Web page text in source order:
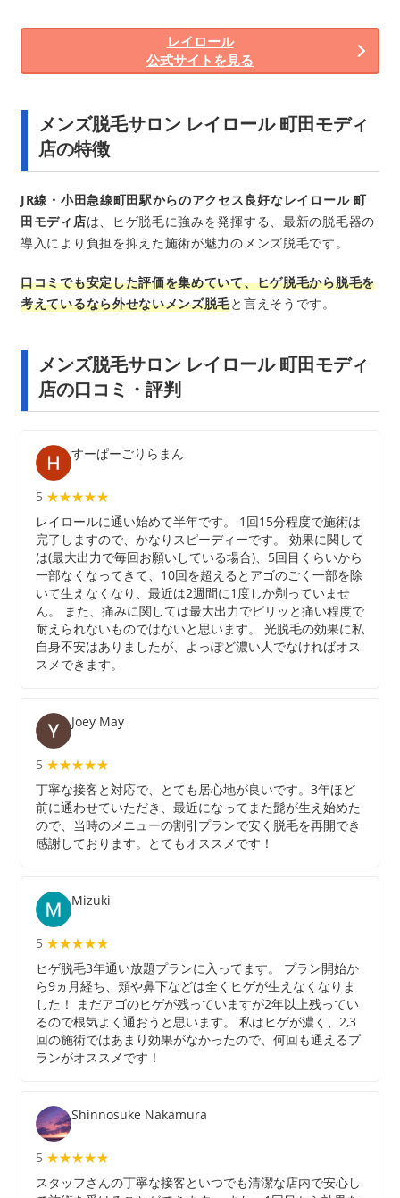
レイロール
公式サイトを見る
メンズ脱毛サロン レイロール 町田モディ
店の特徴
JR線・小田急線町田駅からのアクセス良好なレイロール 町
田モディ店は、ヒゲ脱毛に強みを発揮する、最新の脱毛器の
導入により負担を抑えた施術が魅力のメンズ脱毛です。
口コミでも安定した評価を集めていて、ヒゲ脱毛から脱毛を
考えているなら外せないメンズ脱毛と言えそうです。
メンズ脱毛サロン レイロール 町田モディ
店の口コミ・評判
すーぱーごりらまん
5 ★★★★★
★★★★★
レイロールに通い始めて半年です。 1回15分程度で施術は
完了しますので、かなりスピーディーです。 効果に関して
は(最大出力で毎回お願いしている場合)、5回目くらいから
一部なくなってきて、10回を超えるとアゴのごく一部を除
いて生えなくなり、最近は2週間に1度しか剃っていませ
ん。 また、痛みに関しては最大出力でピリッと痛い程度で
耐えられないものではないと思います。 光脱毛の効果に私
自身不安はありましたが、よっぽど濃い人でなければオス
スメできます。
Joey May
5 ★★★★★
★★★★★
丁寧な接客と対応で、とても居心地が良いです。3年ほど
前に通わせていただき、最近になってまた髭が生え始めた
ので、当時のメニューの割引プランで安く脱毛を再開でき
感謝しております。とてもオススメです！
Mizuki
5 ★★★★★
★★★★★
ヒゲ脱毛3年通い放題プランに入ってます。 プラン開始か
ら9ヵ月経ち、頬や鼻下などは全くヒゲが生えなくなりま
した！ まだアゴのヒゲが残っていますが2年以上残ってい
るので根気よく通おうと思います。 私はヒゲが濃く、2,3
回の施術ではあまり効果がなかったので、何回も通えるプ
ランがオススメです！
Shinnosuke Nakamura
5 ★★★★★
★★★★★
スタッフさんの丁寧な接客といつでも清潔な店内で安心し